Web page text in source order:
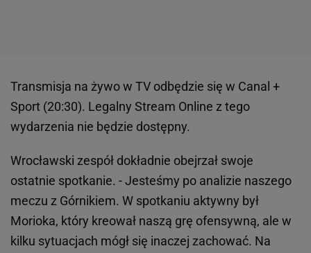
Transmisja na żywo w TV odbędzie się w Canal +
Sport (20:30). Legalny Stream Online z tego
wydarzenia nie będzie dostępny.
Wrocławski zespół dokładnie obejrzał swoje
ostatnie spotkanie. - Jesteśmy po analizie naszego
meczu z Górnikiem. W spotkaniu aktywny był
Morioka, który kreował naszą grę ofensywną, ale w
kilku sytuacjach mógł się inaczej zachować. Na